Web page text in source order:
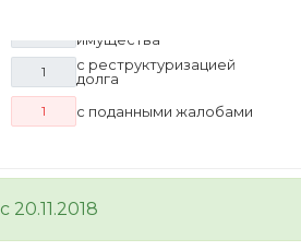
1
с реструктуризацией
долга
1 с поданными жалобами
с 20.11.2018